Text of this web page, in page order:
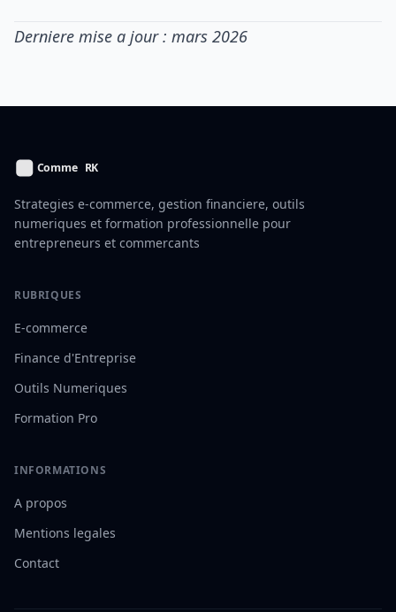
Derniere mise a jour : mars 2026
Strategies e-commerce, gestion financiere, outils
numeriques et formation professionnelle pour
entrepreneurs et commercants
RUBRIQUES
E-commerce
Finance d'Entreprise
Outils Numeriques
Formation Pro
INFORMATIONS
A propos
Mentions legales
Contact